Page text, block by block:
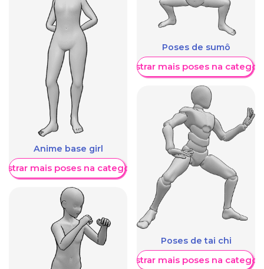
Anime base girl
mais poses na categoria
Poses de sumô
Mostrar mais poses na
Poses de tai chi
Mostrar mais poses na